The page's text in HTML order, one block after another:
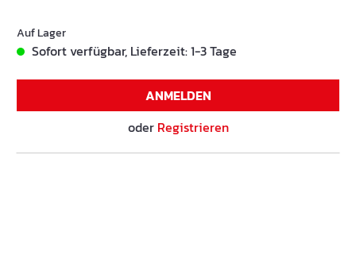
Auf Lager
Sofort verfügbar, Lieferzeit: 1-3 Tage
ANMELDEN
oder Registrieren